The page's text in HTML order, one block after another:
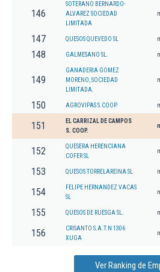
146
SOTERANO BERNARDO-
ALVAREZ SOCIEDAD
LIMITADA
147 QUESOS QUEVEDO SL
148 GALMESANO SL.
149
GANADERIA GOMEZ
MORENO, SOCIEDAD
LIMITADA.
150 AGROVIPAS S.COOP.
151
EL CARRIZAL DE CAMPOS
S. COOP.
152
QUESERA HERENCIANA
COFER SL
153 QUESOS TORRELAREINA SL
154
FELIPE HERNANDEZ VACAS
SL
155 QUESOS DE RUESGA SL.
156
CRISANTO S.A.T.N 1306
XUGA
Ver Ranking de